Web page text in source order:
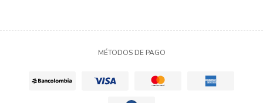
MÉTODOS DE PAGO